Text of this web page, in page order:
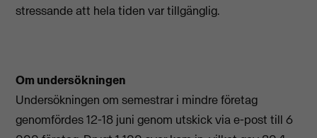
stressande att hela tiden var tillgänglig.
Om undersökningen
Undersökningen om semestrar i mindre företag
genomfördes 12-18 juni genom utskick via e-post till 6